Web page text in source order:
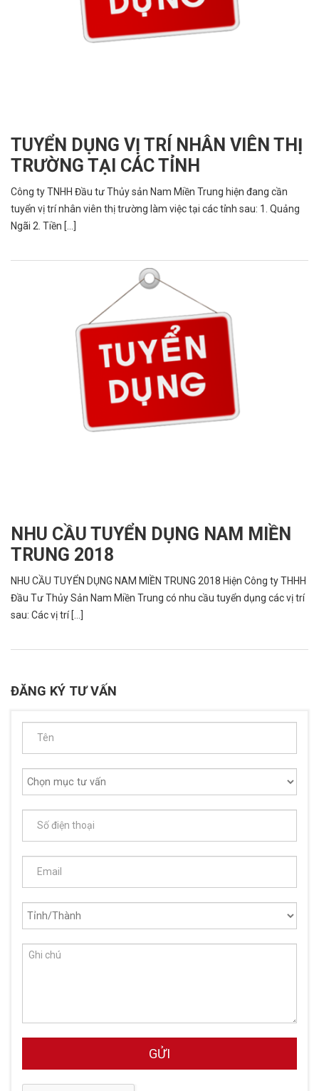
TUYỂN DỤNG VỊ TRÍ NHÂN VIÊN THỊ
TRƯỜNG TẠI CÁC TỈNH
Công ty TNHH Đầu tư Thủy sản Nam Miền Trung hiện đang cần
tuyển vị trí nhân viên thị trường làm việc tại các tỉnh sau: 1. Quảng
Ngãi 2. Tiền [...]
NHU CẦU TUYỂN DỤNG NAM MIỀN
TRUNG 2018
NHU CẦU TUYỂN DỤNG NAM MIỀN TRUNG 2018 Hiện Công ty THHH
Đầu Tư Thủy Sản Nam Miền Trung có nhu cầu tuyển dụng các vị trí
sau: Các vị trí [...]
ĐĂNG KÝ TƯ VẤN